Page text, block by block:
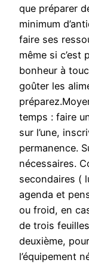
que préparer
minimum
faire ses
même si c’est
bonheur à
goûter les
temps : faire
sur l’une,
permanence.
nécessaires.
secondaires (
agenda et
ou froid, en
de trois
deuxième,
l’équipement